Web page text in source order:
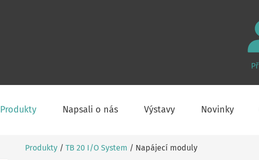
Produkty Napsali o nás Výstavy Novinky
Produkty /TB 20 I/O System / Napájecí moduly